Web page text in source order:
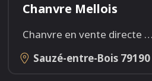
Chanvre Mellois
Chanvre en vente directe …
Sauzé-entre-Bois 79190